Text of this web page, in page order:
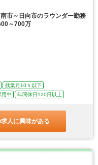
市～日向市のラウンダー勤務
～700万
残業月10ｈ以下
用中 年間休日120日以上
求人に興味がある